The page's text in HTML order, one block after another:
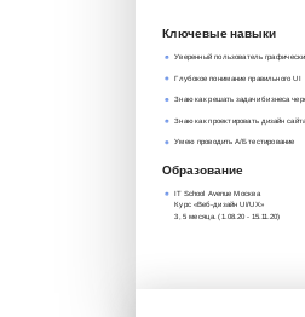
Ключевые навыки
Уверенный пользователь
Глубокое понимание правильного UI
Знаю как решать задачи бизнеса
Знаю как проектировать дизайн
Умею проводить А/Б тестирование
Образование
IT School Avenue Москва
Курс «Веб-дизайн UI/UX»‎‎
3, 5 месяца. (1.08.20 - 15.11.20)